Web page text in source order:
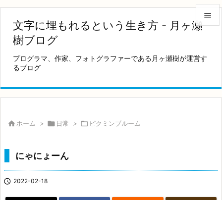
文字に埋もれるという生き方 - 月ヶ瀬
樹ブログ
プログラマ、作家、フォトグラファーである月ヶ瀬樹が運営す
るブログ



前へ
 ホーム >  日常 >  ピクミンブルーム
にゃにょーん
 2022-02-18